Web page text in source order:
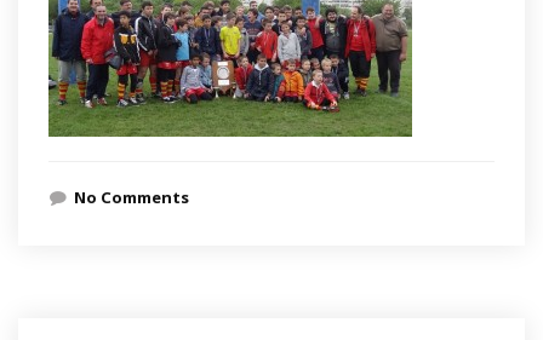
No Comments